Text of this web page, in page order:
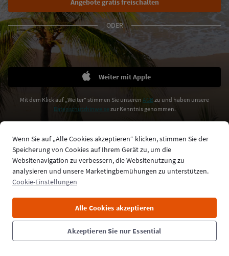
ODER
Weiter mit Apple
Mit dem Klick auf „Weiter" stimmen Sie unseren AGB zu und haben unsere
Datenschutzhinweise zur Kenntnis genommen.
Germany
Belgium
Denmark
Germany
Hong Kong SAR China
Kontakt & Impressum
Wenn Sie auf „Alle Cookies akzeptieren“ klicken, stimmen Sie der
Speicherung von Cookies auf Ihrem Gerät zu, um die
Websitenavigation zu verbessern, die Websitenutzung zu
analysieren und unsere Marketingbemühungen zu unterstützen.
Cookie-Einstellungen
Alle Cookies akzeptieren
Akzeptieren Sie nur Essential